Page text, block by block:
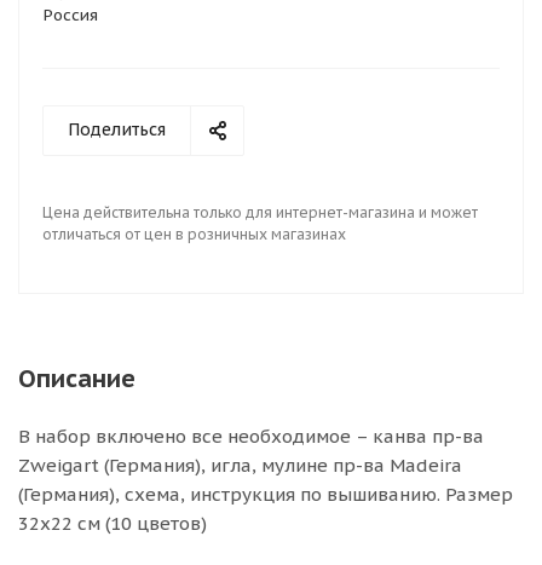
Россия
Поделиться
Цена действительна только для интернет-магазина и может
отличаться от цен в розничных магазинах
Описание
В набор включено все необходимое – канва пр-ва
Zweigart (Германия), игла, мулине пр-ва Madeira
(Германия), схема, инструкция по вышиванию. Размер
32х22 см (10 цветов)